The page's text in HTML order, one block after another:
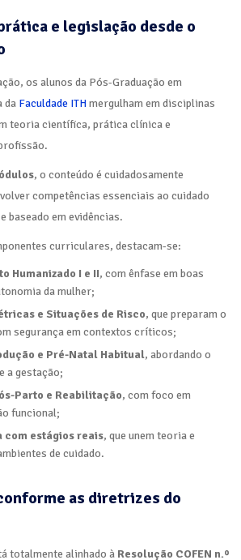
e legislação desde o
os alunos da Pós-Graduação em
da Faculdade ITHmergulham em disciplinas
teoria científica, prática clínica e
, o conteúdo é cuidadosamente
competências essenciais ao cuidado
baseado em evidências.
curriculares, destacam-se:
Humanizado I e II, com ênfase em boas
da mulher;
e Situações de Risco, que preparam o
segurança em contextos críticos;
e Pré-Natal Habitual, abordando o
a gestação;
Parto e Reabilitação, com foco em
funcional;
estágios reais, que unem teoria e
de cuidado.
as diretrizes do
totalmente alinhado à Resolução COFEN n.º